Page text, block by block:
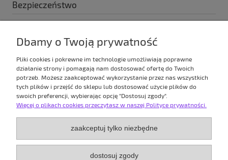
Bezpieczeństwo
Pszczele Świece Sp. z o.o.
62-052 Komorniki, Polska
pszczeleswiece@gmail.com
+48534738273
TWOJE KONTO
PŁATNOŚCI I DOSTAWA
Dbamy o Twoją prywatność
Pliki cookies i pokrewne im technologie umożliwiają poprawne
działanie strony i pomagają nam dostosować ofertę do Twoich
potrzeb. Możesz zaakceptować wykorzystanie przez nas wszystkich
tych plików i przejść do sklepu lub dostosować użycie plików do
swoich preferencji, wybierając opcję "Dostosuj zgody".
Więcej o plikach cookies przeczytasz w naszej Polityce prywatności.
zaakceptuj tylko niezbędne
dostosuj zgody